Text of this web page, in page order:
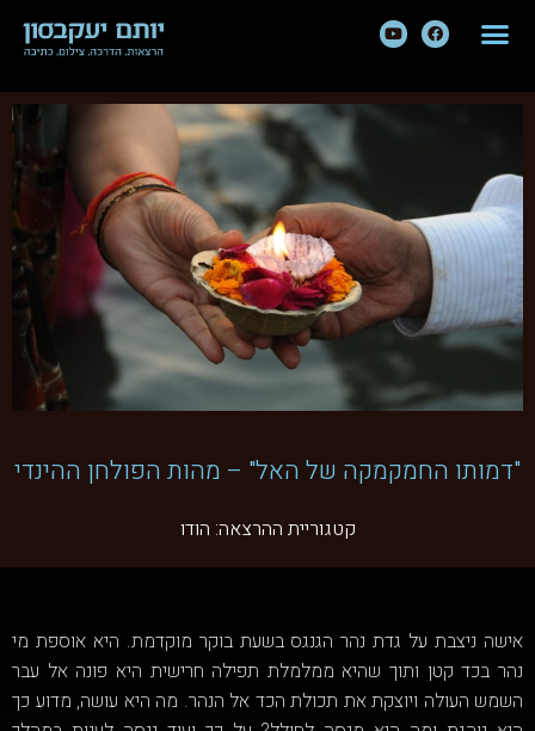
"דמותו החמקמקה של האל" – מהות הפולחן ההינדי
קטגוריית ההרצאה: הודו
אישה ניצבת על גדת נהר הגנגס בשעת בוקר מוקדמת. היא אוספת מי
נהר בכד קטן ותוך שהיא ממלמלת תפילה חרישית היא פונה אל עבר
השמש העולה ויוצקת את תכולת הכד אל הנהר. מה היא עושה, מדוע כך